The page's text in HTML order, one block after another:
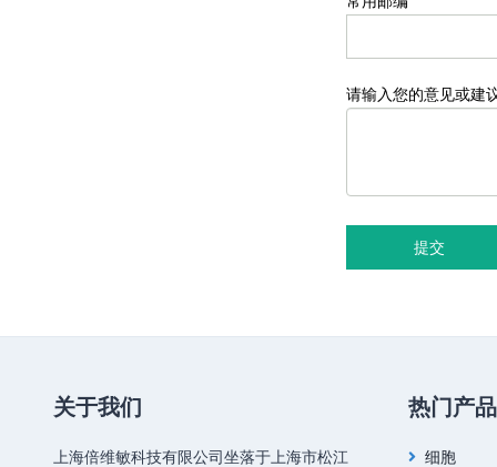
请输入您的意见或建
提交
关于我们
上海倍维敏科技有限公司坐落于上海市松江
热门产品
细胞